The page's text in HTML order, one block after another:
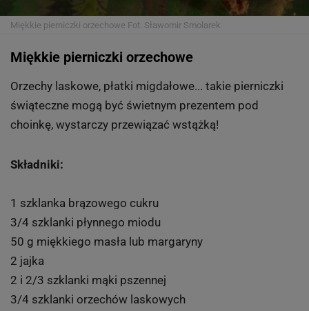
Miękkie pierniczki orzechowe Fot. Sławomir Smolarek
Miękkie pierniczki orzechowe
Orzechy laskowe, płatki migdałowe... takie pierniczki
świąteczne mogą być świetnym prezentem pod
choinkę, wystarczy przewiązać wstążką!
Składniki:
1 szklanka brązowego cukru
3/4 szklanki płynnego miodu
50 g miękkiego masła lub margaryny
2 jajka
2 i 2/3 szklanki mąki pszennej
3/4 szklanki orzechów laskowych